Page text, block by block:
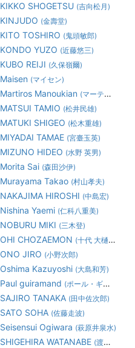
KIKKO SHOGETSU (吉向松月)
KINJUDO (金壽堂)
KITO TOSHIRO (鬼頭敏郎)
KONDO YUZO (近藤悠三)
KUBO REIJI (久保嶺爾)
Maisen (マイセン)
Martiros Manoukian (マーティロ マヌキアン)
MATSUI TAMIO (松井民雄)
MATUKI SHIGEO (松木重雄)
MIYADAI TAMAE (宮臺玉英)
MIZUNO HIDEO (水野 英男)
Morita Sai (森田沙伊)
Murayama Takao (村山孝夫)
NAKAJIMA HIROSHI (中島宏)
Nishina Yaemi (仁科八重美)
NOBURU MIKI (三木登)
OHI CHOZAEMON (十代 大樋長左衛門)
ONO JIRO (小野次郎)
Oshima Kazuyoshi (大島和芳)
Paul guiramand (ポール・ギヤマン)
SAJIRO TANAKA (田中佐次郎)
SATO SOHA (佐藤走波)
Seisensui Ogiwara (萩原井泉水)
SHIGEHIRA WATANABE (渡邊繁平)